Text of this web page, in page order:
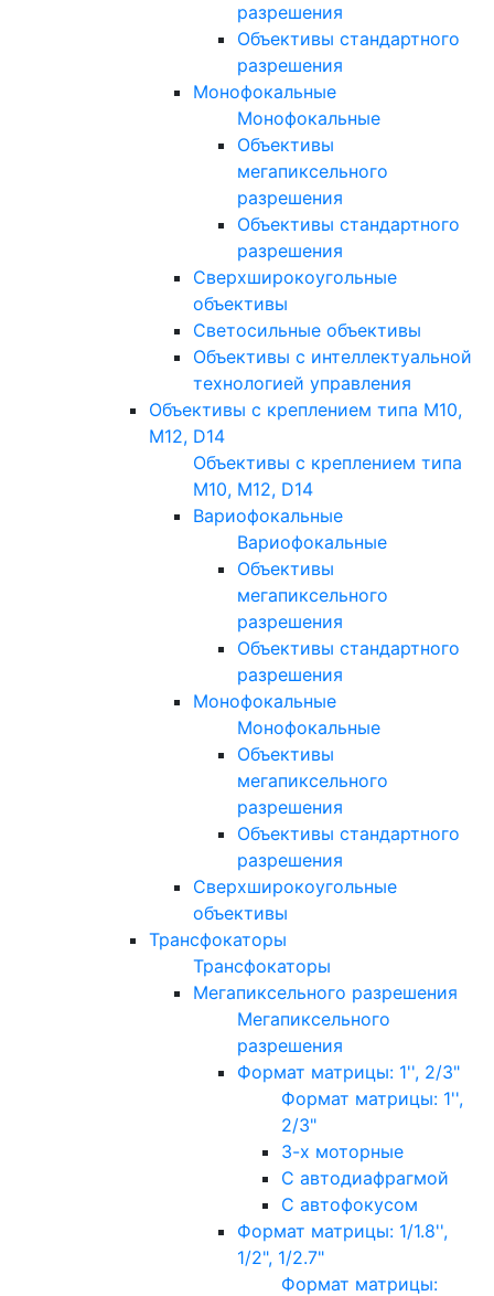
разрешения
Объективы стандартного
разрешения
Монофокальные
Монофокальные
Объективы
мегапиксельного
разрешения
Объективы стандартного
разрешения
Сверхширокоугольные
объективы
Светосильные объективы
Объективы с интеллектуальной
технологией управления
Объективы с креплением типа M10,
M12, D14
Объективы с креплением типа
M10, M12, D14
Вариофокальные
Вариофокальные
Объективы
мегапиксельного
разрешения
Объективы стандартного
разрешения
Монофокальные
Монофокальные
Объективы
мегапиксельного
разрешения
Объективы стандартного
разрешения
Сверхширокоугольные
объективы
Трансфокаторы
Трансфокаторы
Мегапиксельного разрешения
Мегапиксельного
разрешения
Формат матрицы: 1'', 2/3"
Формат матрицы: 1'',
2/3"
3-х моторные
С автодиафрагмой
С автофокусом
Формат матрицы: 1/1.8'',
1/2", 1/2.7"
Формат матрицы: